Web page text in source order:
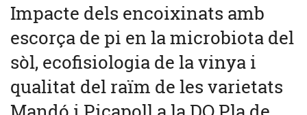
Impacte dels encoixinats amb
escorça de pi en la microbiota del
sòl, ecofisiologia de la vinya i
qualitat del raïm de les varietats